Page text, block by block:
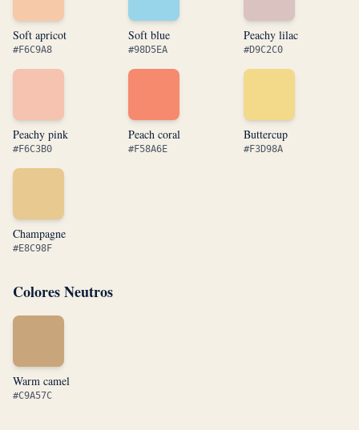
Soft apricot
#F6C9A8
Soft blue
#98D5EA
Peachy lilac
#D9C2C0
Peachy pink
#F6C3B0
Peach coral
#F58A6E
Buttercup
#F3D98A
Champagne
#E8C98F
Colores Neutros
Warm camel
#C9A57C